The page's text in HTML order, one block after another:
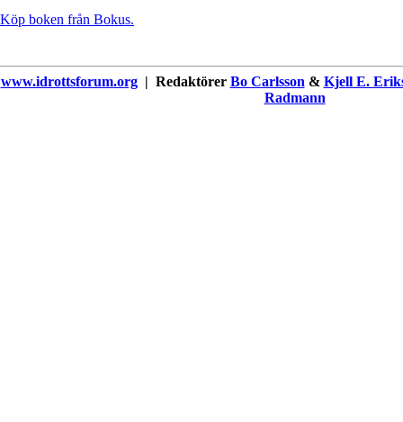
Köp boken från Bokus.
www.idrottsforum.org| Redaktörer Bo Carlsson & Kjell E.
Radmann